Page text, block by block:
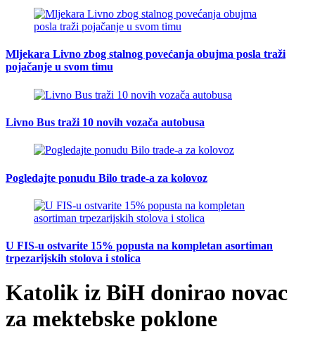
Mljekara Livno zbog stalnog povećanja obujma posla traži
pojačanje u svom timu
Livno Bus traži 10 novih vozača autobusa
Pogledajte ponudu Bilo trade-a za kolovoz
U FIS-u ostvarite 15% popusta na kompletan asortiman
trpezarijskih stolova i stolica
Katolik iz BiH donirao novac
za mektebske poklone